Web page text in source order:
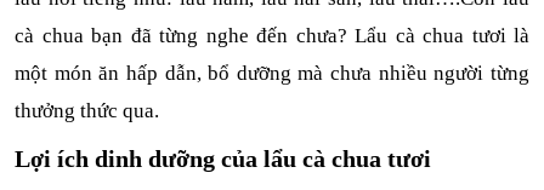
cà chua bạn đã từng nghe đến chưa? Lẩu cà chua tươi là
một món ăn hấp dẫn, bổ dưỡng mà chưa nhiều người từng
thưởng thức qua.
Lợi ích dinh dưỡng của lẩu cà chua tươi